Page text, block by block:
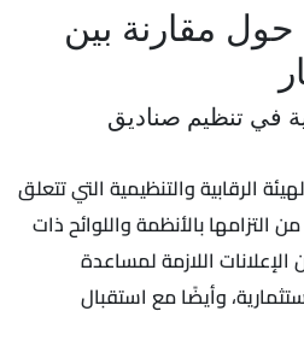
حول مقارنة بين
في تنظيم صناديق
الرقابية والتنظيمية التي تتعلق
التزامها بالأنظمة واللوائح ذات
الإعلانات اللازمة لمساعدة
وأيضًا مع استقبال